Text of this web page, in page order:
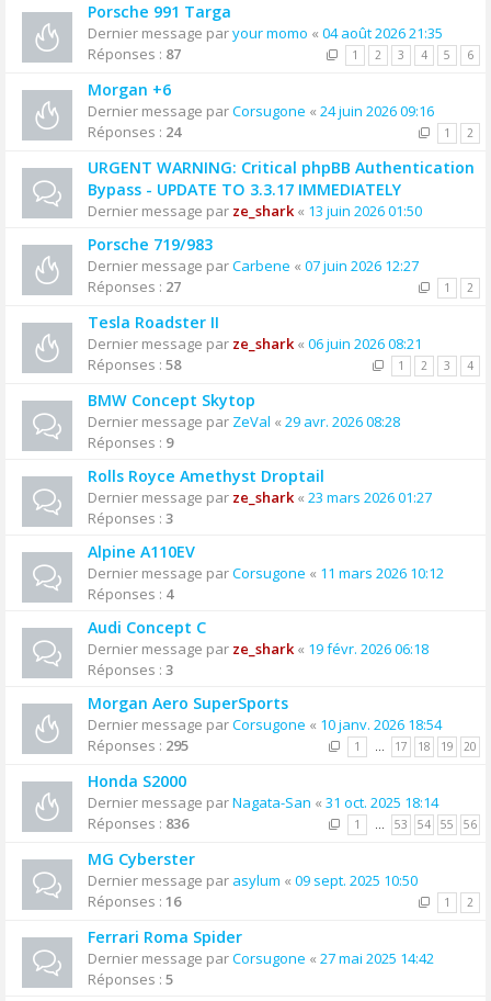
Porsche 991 Targa
Dernier message paryour momo « 04 août 2026 21:35
Réponses : 87 1 2 3 4 5 6
Morgan +6
Dernier message parCorsugone « 24 juin 2026 09:16
Réponses : 24 1 2
URGENT WARNING: Critical phpBB Authentication
Bypass - UPDATE TO 3.3.17 IMMEDIATELY
Dernier message par ze_shark« 13 juin 2026 01:50
Porsche 719/983
Dernier message parCarbene « 07 juin 2026 12:27
Réponses : 27 1 2
Tesla Roadster II
Dernier message par ze_shark« 06 juin 2026 08:21
Réponses : 58 1 2 3 4
BMW Concept Skytop
Dernier message par ZeVal « 29 avr. 2026 08:28
Réponses : 9
Rolls Royce Amethyst Droptail
Dernier message par ze_shark« 23 mars 2026 01:27
Réponses : 3
Alpine A110EV
Dernier message parCorsugone « 11 mars 2026 10:12
Réponses : 4
Audi Concept C
Dernier message par ze_shark« 19 févr. 2026 06:18
Réponses : 3
Morgan Aero SuperSports
Dernier message parCorsugone « 10 janv. 2026 18:54
Réponses : 295 1 … 17 18 19 20
Honda S2000
Dernier message parNagata-San « 31 oct. 2025 18:14
Réponses : 836 1 … 53 54 55 56
MG Cyberster
Dernier message par asylum « 09 sept. 2025 10:50
Réponses : 16 1 2
Ferrari Roma Spider
Dernier message parCorsugone « 27 mai 2025 14:42
Réponses : 5